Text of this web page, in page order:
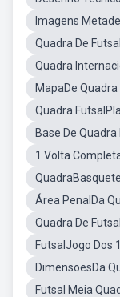
Imagens
Quadra De
Quadra
MapaDe Quadra
Quadra
Base De
1 Volta
Área PenalDa
Quadra De
FutsalJogo Dos
DimensoesDa
Futsal Meia